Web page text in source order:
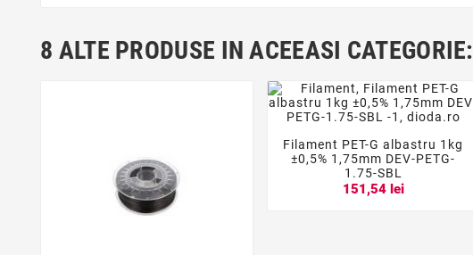
8 ALTE PRODUSE IN ACEEASI CATEGORIE:
  
Filament PET-G albastru 1kg
±0,5% 1,75mm DEV-PETG-
1.75-SBL
151,54 lei